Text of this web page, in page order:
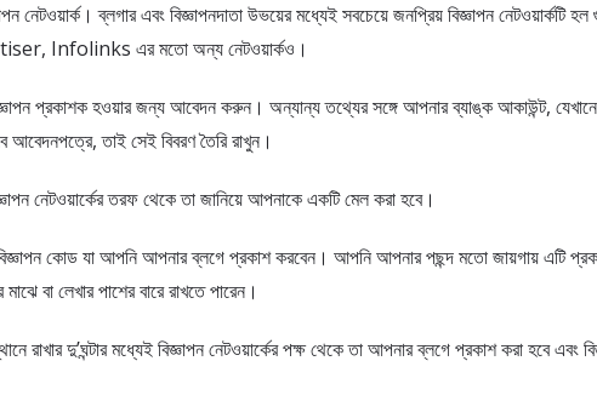
নেটওয়ার্ক। ব্লগার এবং বিজ্ঞাপনদাতা উভয়ের মধ্যেই সবচেয়ে জনপ্রিয় বিজ্ঞাপন নেটওয়ার্কটি
Infolinks এর মতো অন্য নেটওয়ার্কও।
প্রকাশক হওয়ার জন্য আবেদন করুন। অন্যান্য তথ্যের সঙ্গে আপনার ব্যাঙ্ক আকাউন্ট, যেখানে
আবেদনপত্রে, তাই সেই বিবরণ তৈরি রাখুন।
নেটওয়ার্কের তরফ থেকে তা জানিয়ে আপনাকে একটি মেল করা হবে।
কোড যা আপনি আপনার ব্লগে প্রকাশ করবেন। আপনি আপনার পছন্দ মতো জায়গায় এটি
বা লেখার পাশের বারে রাখতে পারেন।
রাখার দু’ঘন্টার মধ্যেই বিজ্ঞাপন নেটওয়ার্কের পক্ষ থেকে তা আপনার ব্লগে প্রকাশ করা হবে এবং